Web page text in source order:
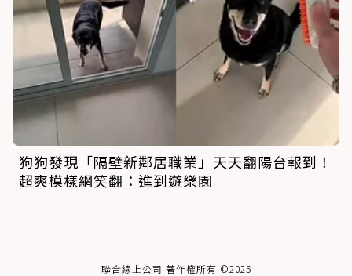
狗狗發現「隔壁新鄰居職業」天天翻陽台報到！
超爽模樣網笑翻：進到遊樂園
聯合線上公司 著作權所有 ©2025